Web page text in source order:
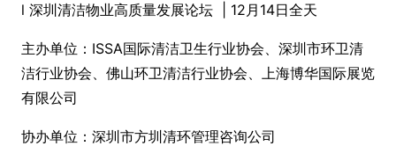
l 深圳清洁物业高质量发展论坛 | 12月14日全天
主办单位：ISSA国际清洁卫生行业协会、深圳市环卫清
洁行业协会、佛山环卫清洁行业协会、上海博华国际展览
有限公司
协办单位：深圳市方圳清环管理咨询公司